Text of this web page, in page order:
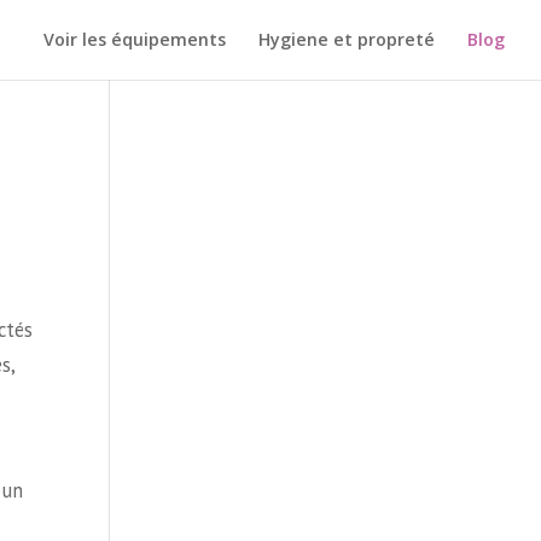
Voir les équipements Hygiene et propreté Blog